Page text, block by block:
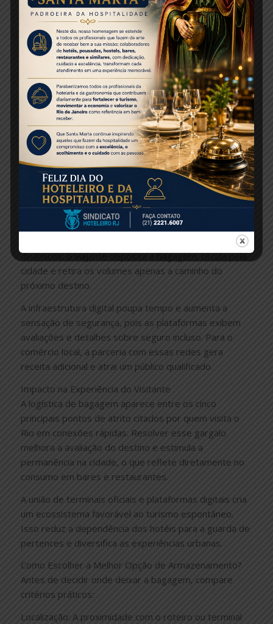
Estabelecimentos em Botafogo, Leblon e Zona
Portuária passaram a oferecer o serviço para
aproveitar o fluxo de visitantes. Cafés e espaços no
Boulevard Olímpico, por exemplo, disponibilizam
armários por hora, atendendo tanto turistas quanto
moradores que vão a eventos e preferem não voltar
para casa entre compromissos.
A regulamentação municipal ainda não padroniza tarifas
ou requisitos de segurança para pontos privados, mas
a concorrência mantém os preços acessíveis. Valores
entre R$ 15 e R$ 30 para períodos de 4 a 8 horas são
frequentes fora dos terminais de transporte.
Integração com Aplicativos de Mobilidade
Aplicativos de transporte e mapas digitais agora
filtram pontos de armazenamento próximos às
atrações turísticas. Essa funcionalidade facilita roteiros
dinâmicos: o viajante deposita a bagagem, circula pela
cidade e retira os volumes apenas a caminho do
próximo destino.
A infraestrutura digital poupa tempo e aumenta a
sensação de segurança, pois as plataformas exibem
avaliações e detalhes sobre seguro incluso. Para o
comércio local, a parceria com essas redes gera
receita adicional e atrai um público qualificado.
Impacto na Experiência do Visitante
A logística de bagagem aparece entre os cinco
principais pontos de atrito citados por quem visita o
Rio em conexões rápidas. Resolver esse gargalo
melhora a avaliação do destino e estimula a
permanência na cidade, o que reflete diretamente no
consumo em bares e restaurantes.
A união de terminais oficiais e plataformas digitais cria
um ecossistema favorável ao turismo espontâneo.
Isso reduz a dependência dos hotéis para a guarda de
pertences e diversifica as experiências urbanas.
Como Escolher a Melhor Opção de Armazenamento?
Antes de decidir onde deixar a bagagem, compare
critérios práticos:
Localização: A proximidade com o roteiro ou terminal